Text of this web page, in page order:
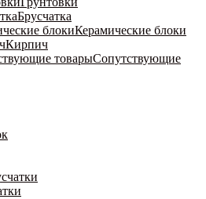
Брусчатка
Керамические блоки
Кирпич
Сопутствующие